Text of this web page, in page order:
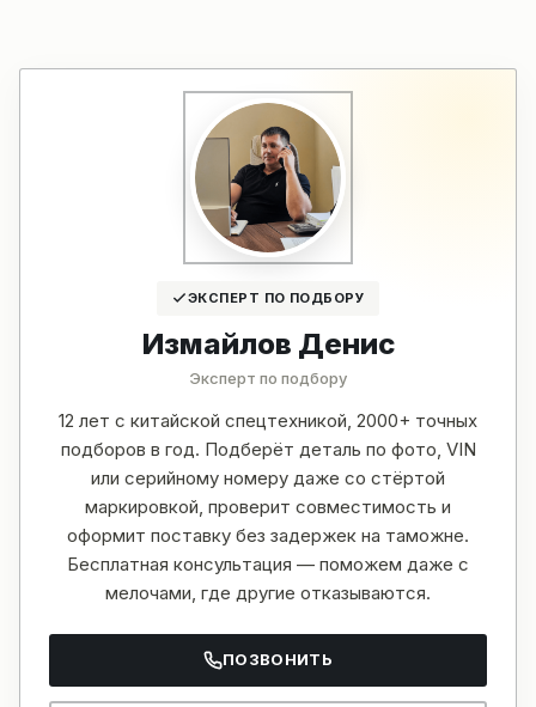
ЭКСПЕРТ ПО ПОДБОРУ
Измайлов Денис
Эксперт по подбору
12 лет с китайской спецтехникой, 2000+ точных
подборов в год. Подберёт деталь по фото, VIN
или серийному номеру даже со стёртой
маркировкой, проверит совместимость и
оформит поставку без задержек на таможне.
Бесплатная консультация — поможем даже с
мелочами, где другие отказываются.
ПОЗВОНИТЬ